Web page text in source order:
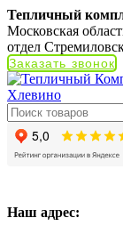
Тепличный
Московская
отдел
Заказать звонок
Наш адрес: